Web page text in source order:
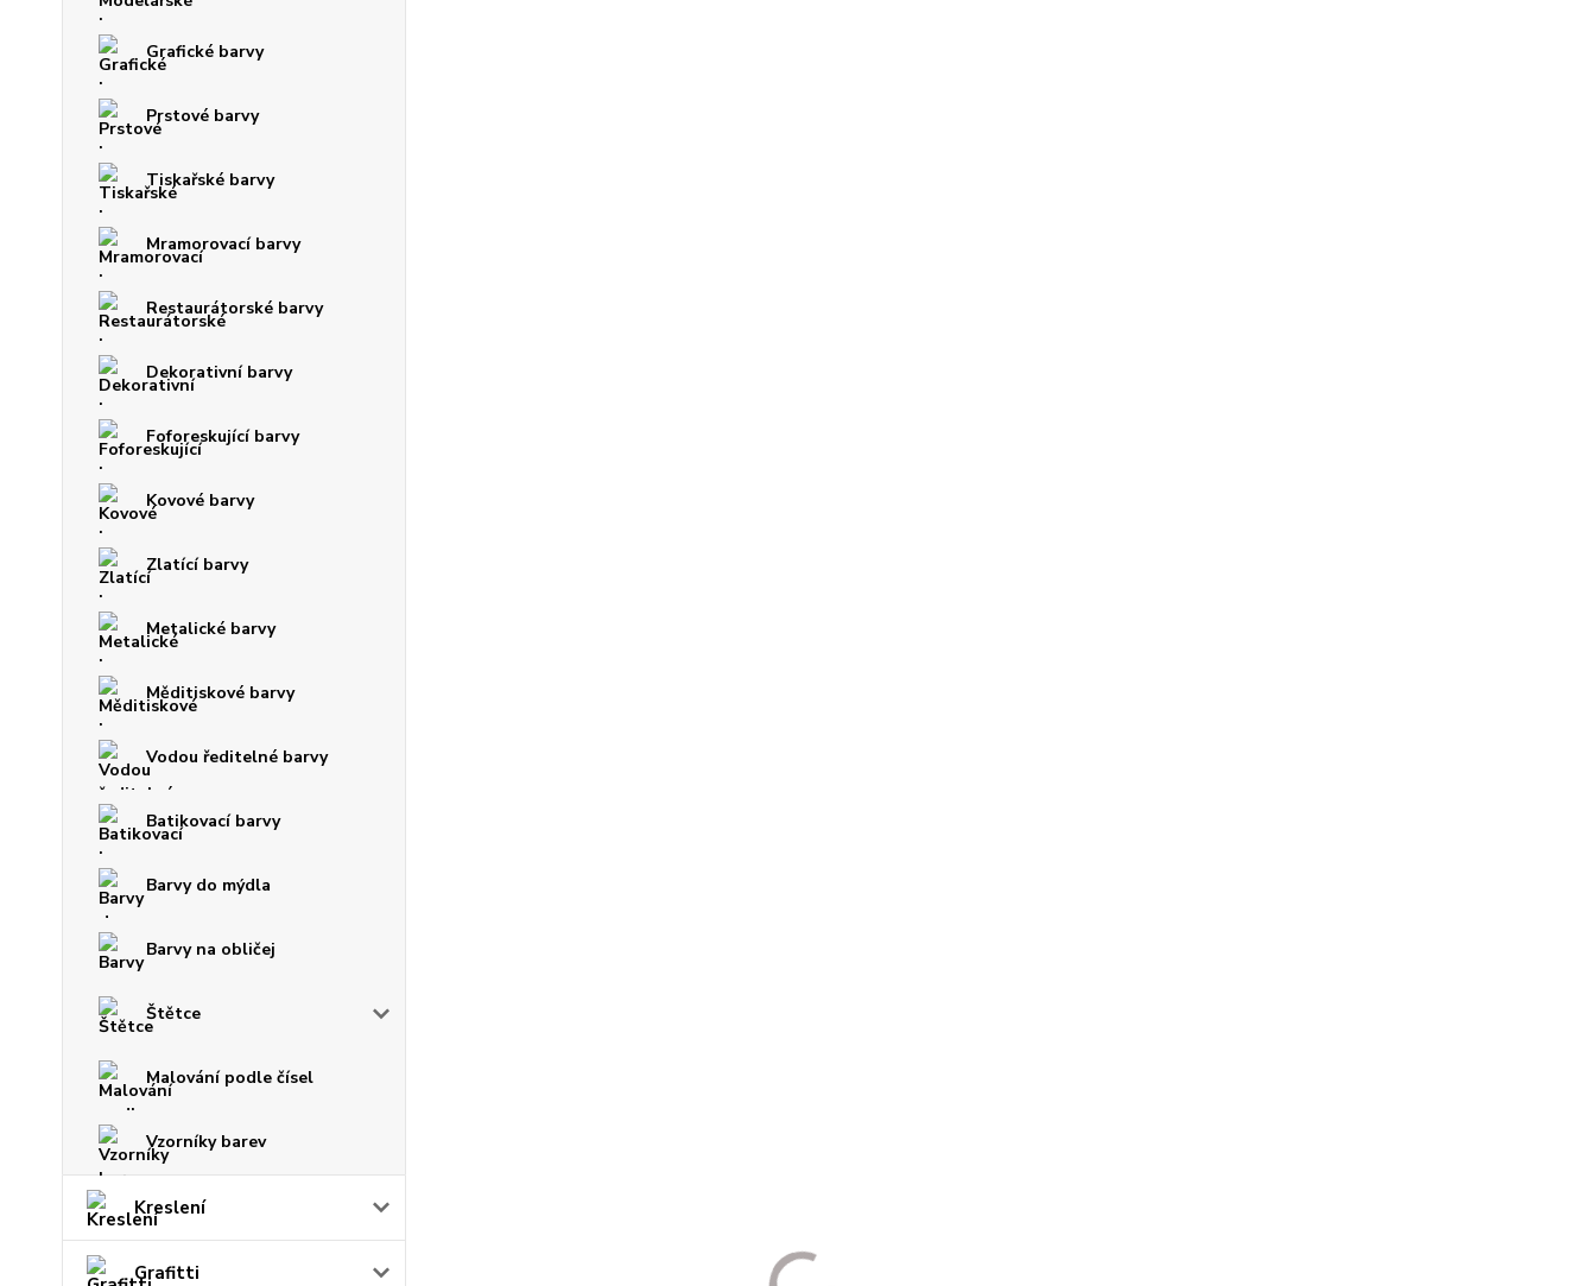
Grafické barvy
Prstové barvy
Tiskařské barvy
Mramorovací barvy
Restaurátorské barvy
Dekorativní barvy
Foforeskující barvy
Kovové barvy
Zlatící barvy
Metalické barvy
Měditiskové barvy
Vodou ředitelné barvy
Batikovací barvy
Barvy do mýdla
Barvy na obličej
Štětce
Malování podle čísel
Vzorníky barev
Kreslení
Grafitti